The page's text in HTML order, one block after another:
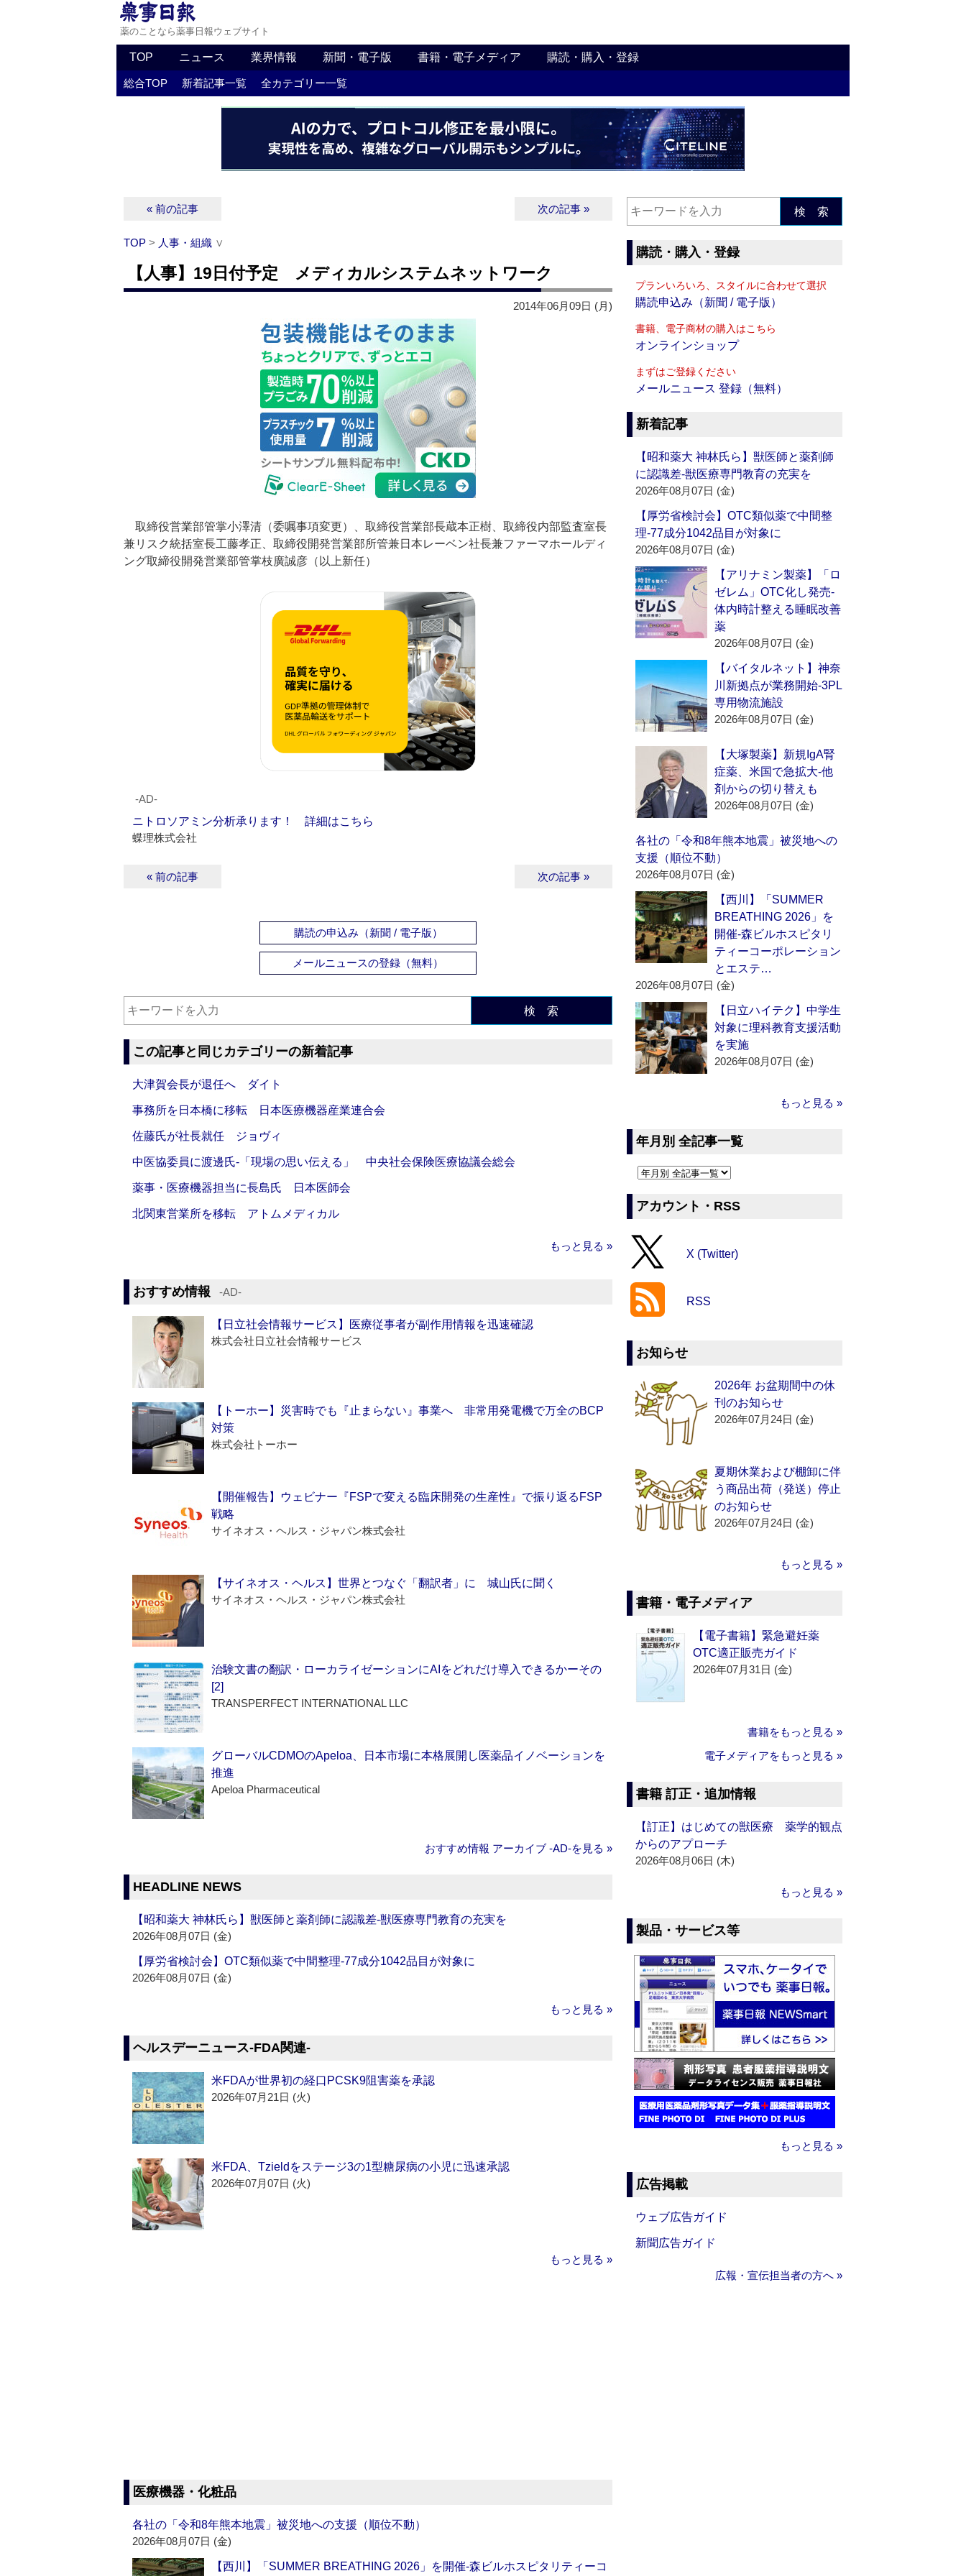
薬のことなら薬事日報ウェブサイト
TOP ニュース 業界情報 新聞・電子版 書籍・電子メディア 購読・購入・登録
総合TOP 新着記事一覧 全カテゴリー一覧
« 前の記事 次の記事 »
TOP > 人事・組織 ∨
【人事】19日付予定 メディカルシステムネットワーク
2014年06月09日 (月)
取締役営業部管掌小澤清（委嘱事項変更）、取締役営業部長蔵本正樹、取締役内部監査室長
兼リスク統括室長工藤孝正、取締役開発営業部所管兼日本レーベン社長兼ファーマホールディ
ング取締役開発営業部管掌枝廣誠彦（以上新任）
‐AD‐
ニトロソアミン分析承ります！ 詳細はこちら
蝶理株式会社
« 前の記事 次の記事 »
購読の申込み（新聞 / 電子版）
メールニュースの登録（無料）
検 索
この記事と同じカテゴリーの新着記事
大津賀会長が退任へ ダイト
事務所を日本橋に移転 日本医療機器産業連合会
佐藤氏が社長就任 ジョヴィ
中医協委員に渡邊氏‐「現場の思い伝える」 中央社会保険医療協議会総会
薬事・医療機器担当に長島氏 日本医師会
北関東営業所を移転 アトムメディカル
もっと見る »
おすすめ情報 ‐AD‐
【日立社会情報サービス】医療従事者が副作用情報を迅速確認
株式会社日立社会情報サービス
【トーホー】災害時でも『止まらない』事業へ 非常用発電機で万全のBCP
対策
株式会社トーホー
【開催報告】ウェビナー『FSPで変える臨床開発の生産性』で振り返るFSP
戦略
サイネオス・ヘルス・ジャパン株式会社
【サイネオス・ヘルス】世界とつなぐ「翻訳者」に 城山氏に聞く
サイネオス・ヘルス・ジャパン株式会社
治験文書の翻訳・ローカライゼーションにAIをどれだけ導入できるかーその
[2]
TRANSPERFECT INTERNATIONAL LLC
グローバルCDMOのApeloa、日本市場に本格展開し医薬品イノベーションを
推進
Apeloa Pharmaceutical
おすすめ情報 アーカイブ ‐AD‐を見る »
HEADLINE NEWS
【昭和薬大 神林氏ら】獣医師と薬剤師に認識差‐獣医療専門教育の充実を
2026年08月07日 (金)
【厚労省検討会】OTC類似薬で中間整理‐77成分1042品目が対象に
2026年08月07日 (金)
もっと見る »
ヘルスデーニュース‐FDA関連‐
米FDAが世界初の経口PCSK9阻害薬を承認
2026年07月21日 (火)
米FDA、Tzieldをステージ3の1型糖尿病の小児に迅速承認
2026年07月07日 (火)
もっと見る »
医療機器・化粧品
各社の「令和8年熊本地震」被災地への支援（順位不動）
2026年08月07日 (金)
【西川】「SUMMER BREATHING 2026」を開催‐森ビルホスピタリティーコ
検 索
購読・購入・登録
プランいろいろ、スタイルに合わせて選択
購読申込み（新聞 / 電子版）
書籍、電子商材の購入はこちら
オンラインショップ
まずはご登録ください
メールニュース 登録（無料）
新着記事
【昭和薬大 神林氏ら】獣医師と薬剤師
に認識差‐獣医療専門教育の充実を
2026年08月07日 (金)
【厚労省検討会】OTC類似薬で中間整
理‐77成分1042品目が対象に
2026年08月07日 (金)
【アリナミン製薬】「ロ
ゼレム」OTC化し発売‐
体内時計整える睡眠改善
薬
2026年08月07日 (金)
【バイタルネット】神奈
川新拠点が業務開始‐3PL
専用物流施設
2026年08月07日 (金)
【大塚製薬】新規IgA腎
症薬、米国で急拡大‐他
剤からの切り替えも
2026年08月07日 (金)
各社の「令和8年熊本地震」被災地への
支援（順位不動）
2026年08月07日 (金)
【西川】「SUMMER
BREATHING 2026」を
開催‐森ビルホスピタリ
ティーコーポレーション
とエステ…
2026年08月07日 (金)
【日立ハイテク】中学生
対象に理科教育支援活動
を実施
2026年08月07日 (金)
もっと見る »
年月別 全記事一覧
アカウント・RSS
X (Twitter)
RSS
お知らせ
2026年 お盆期間中の休
刊のお知らせ
2026年07月24日 (金)
夏期休業および棚卸に伴
う商品出荷（発送）停止
のお知らせ
2026年07月24日 (金)
もっと見る »
書籍・電子メディア
【電子書籍】緊急避妊薬
OTC適正販売ガイド
2026年07月31日 (金)
書籍をもっと見る »
電子メディアをもっと見る »
書籍 訂正・追加情報
【訂正】はじめての獣医療 薬学的観点
からのアプローチ
2026年08月06日 (木)
もっと見る »
製品・サービス等
もっと見る »
広告掲載
ウェブ広告ガイド
新聞広告ガイド
広報・宣伝担当者の方へ »